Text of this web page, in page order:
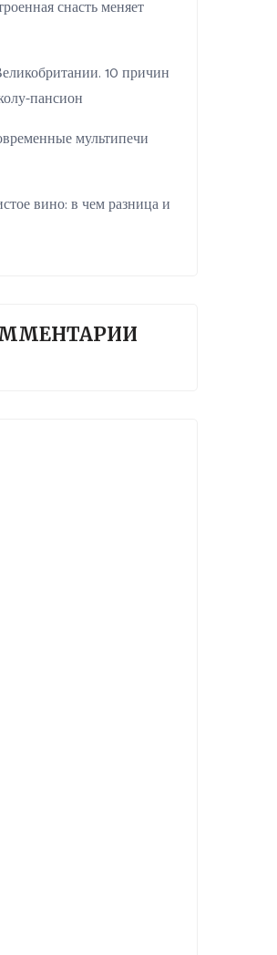
снасть меняет
10 причин
пансион
мультипечи
вино: в чем разница и